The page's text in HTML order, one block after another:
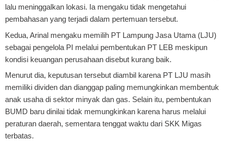
lalu meninggalkan lokasi. Ia mengaku tidak mengetahui
pembahasan yang terjadi dalam pertemuan tersebut.
Kedua, Arinal mengaku memilih PT Lampung Jasa Utama (LJU)
sebagai pengelola PI melalui pembentukan PT LEB meskipun
kondisi keuangan perusahaan disebut kurang baik.
Menurut dia, keputusan tersebut diambil karena PT LJU masih
memiliki dividen dan dianggap paling memungkinkan membentuk
anak usaha di sektor minyak dan gas. Selain itu, pembentukan
BUMD baru dinilai tidak memungkinkan karena harus melalui
peraturan daerah, sementara tenggat waktu dari SKK Migas
terbatas.